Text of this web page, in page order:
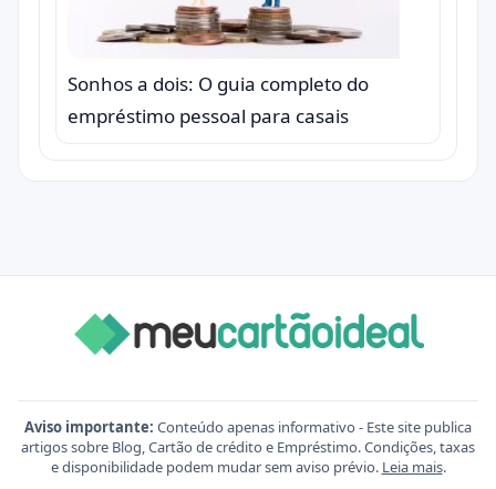
Sonhos a dois: O guia completo do
empréstimo pessoal para casais
Aviso importante: Conteúdo apenas informativo - Este site publica
artigos sobre Blog, Cartão de crédito e Empréstimo. Condições, taxas
e disponibilidade podem mudar sem aviso prévio. Leia mais.